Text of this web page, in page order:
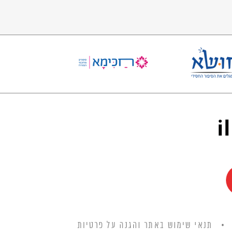
תנאי שימוש באתר והגנה על פרטיות